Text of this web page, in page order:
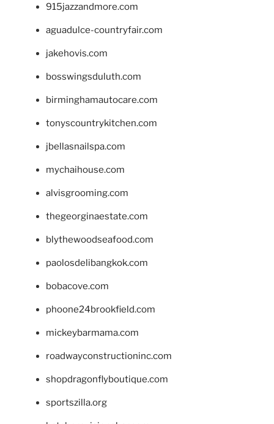
915jazzandmore.com
aguadulce-countryfair.com
jakehovis.com
bosswingsduluth.com
birminghamautocare.com
tonyscountrykitchen.com
jbellasnailspa.com
mychaihouse.com
alvisgrooming.com
thegeorginaestate.com
blythewoodseafood.com
paolosdelibangkok.com
bobacove.com
phoone24brookfield.com
mickeybarmama.com
roadwayconstructioninc.com
shopdragonflyboutique.com
sportszilla.org